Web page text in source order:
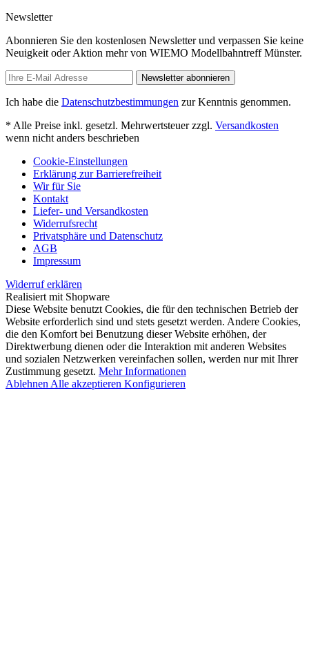
Newsletter
Abonnieren Sie den kostenlosen Newsletter und verpassen Sie keine
Neuigkeit oder Aktion mehr von WIEMO Modellbahntreff Münster.
Newsletter abonnieren
Ich habe die Datenschutzbestimmungen zur Kenntnis genommen.
* Alle Preise inkl. gesetzl. Mehrwertsteuer zzgl. Versandkosten
wenn nicht anders beschrieben
Cookie-Einstellungen
Erklärung zur Barrierefreiheit
Wir für Sie
Kontakt
Liefer- und Versandkosten
Widerrufsrecht
Privatsphäre und Datenschutz
AGB
Impressum
Widerruf erklären
Realisiert mit Shopware
Diese Website benutzt Cookies, die für den technischen Betrieb der
Website erforderlich sind und stets gesetzt werden. Andere Cookies,
die den Komfort bei Benutzung dieser Website erhöhen, der
Direktwerbung dienen oder die Interaktion mit anderen Websites
und sozialen Netzwerken vereinfachen sollen, werden nur mit Ihrer
Zustimmung gesetzt. Mehr Informationen
Ablehnen Alle akzeptieren Konfigurieren